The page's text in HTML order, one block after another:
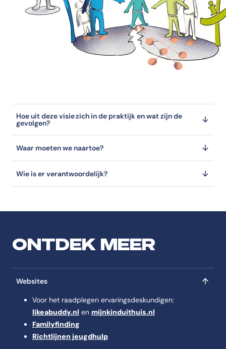
Hoe uit deze visie zich in de praktijk en wat zijn de
gevolgen?
Waar moeten we naartoe?
Wie is er verantwoordelijk?
ONTDEK MEER
Websites
Voor het raadplegen ervaringsdeskundigen:
likeabuddy.nl en mijnkinduithuis.nl
Familyfinding
Richtlijnen jeugdhulp